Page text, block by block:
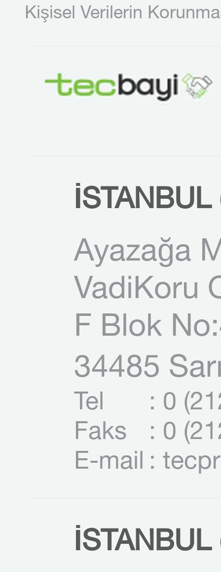
Kişisel Verilerin
İSTANBUL
Ayazağa
VadiKoru
F Blok
34485
Tel
: 0
Faks
: 0
E-mail :